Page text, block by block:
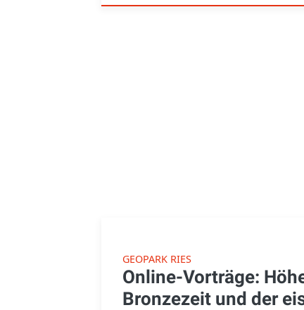
GEOPARK RIES
Online-Vorträge:
Bronzezeit und der